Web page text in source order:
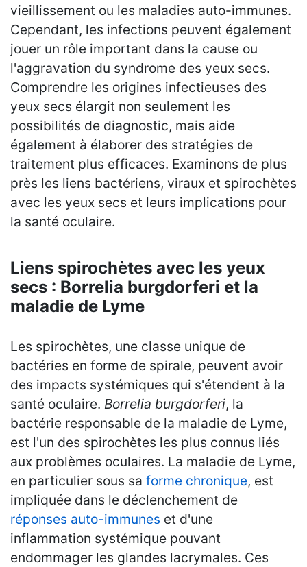
vieillissement ou les maladies auto-immunes.
Cependant, les infections peuvent également
jouer un rôle important dans la cause ou
l'aggravation du syndrome des yeux secs.
Comprendre les origines infectieuses des
yeux secs élargit non seulement les
possibilités de diagnostic, mais aide
également à élaborer des stratégies de
traitement plus efficaces. Examinons de plus
près les liens bactériens, viraux et spirochètes
avec les yeux secs et leurs implications pour
la santé oculaire.
Liens spirochètes avec les yeux
secs : Borrelia burgdorferi et la
maladie de Lyme
Les spirochètes, une classe unique de
bactéries en forme de spirale, peuvent avoir
des impacts systémiques qui s'étendent à la
santé oculaire. Borrelia burgdorferi, la
bactérie responsable de la maladie de Lyme,
est l'un des spirochètes les plus connus liés
aux problèmes oculaires. La maladie de Lyme,
en particulier sous sa forme chronique, est
impliquée dans le déclenchement de
réponses auto-immunes et d'une
inflammation systémique pouvant
endommager les glandes lacrymales. Ces